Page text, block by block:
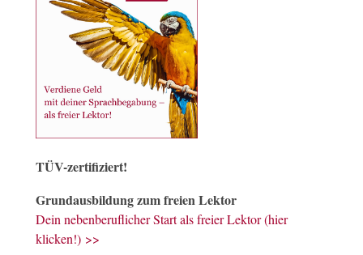
TÜV-zertifiziert!
Grundausbildung zum freien Lektor
Dein nebenberuflicher Start als freier Lektor (hier
klicken!) >>